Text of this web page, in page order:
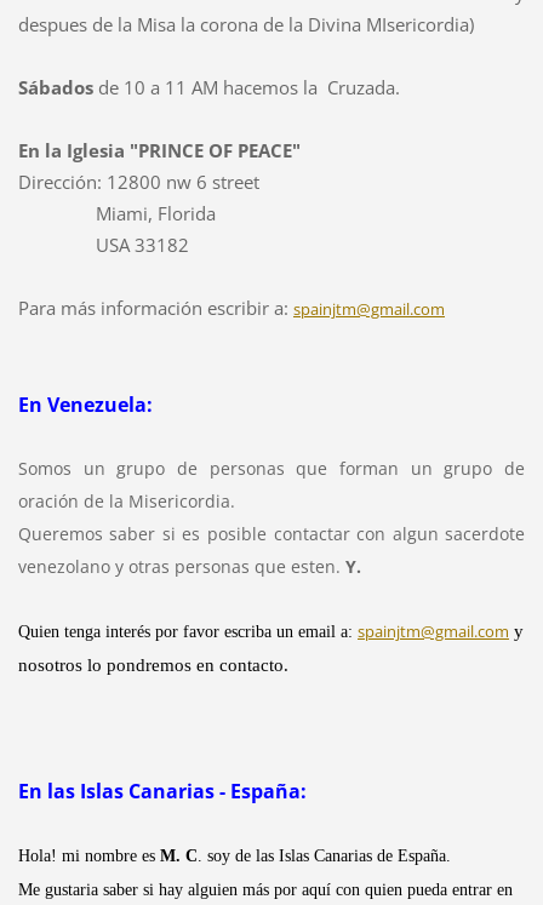
despues de la Misa la corona de la Divina MIsericordia)
Sábadosde 10 a 11 AM hacemos la Cruzada.
En la Iglesia "PRINCE OF PEACE"
Dirección: 12800 nw 6 street
Miami, Florida
USA33182
Para más información escribir a: spainjtm@gmail.com
En Venezuela:
Somos un grupo de personas que forman un grupo de
oración de la Misericordia.
Queremos saber si es posible contactar con algun sacerdote
venezolano y otras personas que esten. Y.
Quien tenga interés por favor escriba un email a: spainjtm@gmail.com y
nosotros lo pondremos en contacto.
En las Islas Canarias - España:
Hola! mi nombre es M. C . soy de las Islas Canarias de España.
Me gustaria saber si hay alguien más por aquí con quien pueda entrar en